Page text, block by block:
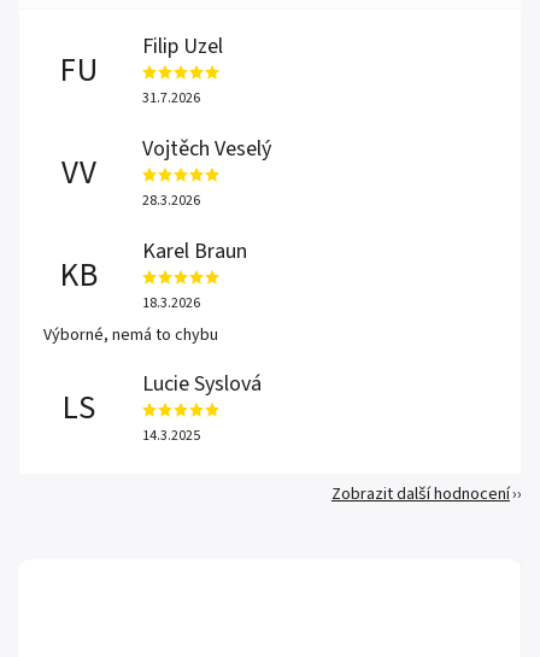
FU
Filip Uzel
31.7.2026
VV
Vojtěch Veselý
28.3.2026
KB
Karel Braun
18.3.2026
Výborné, nemá to chybu
LS
Lucie Syslová
14.3.2025
Zobrazit další hodnocení